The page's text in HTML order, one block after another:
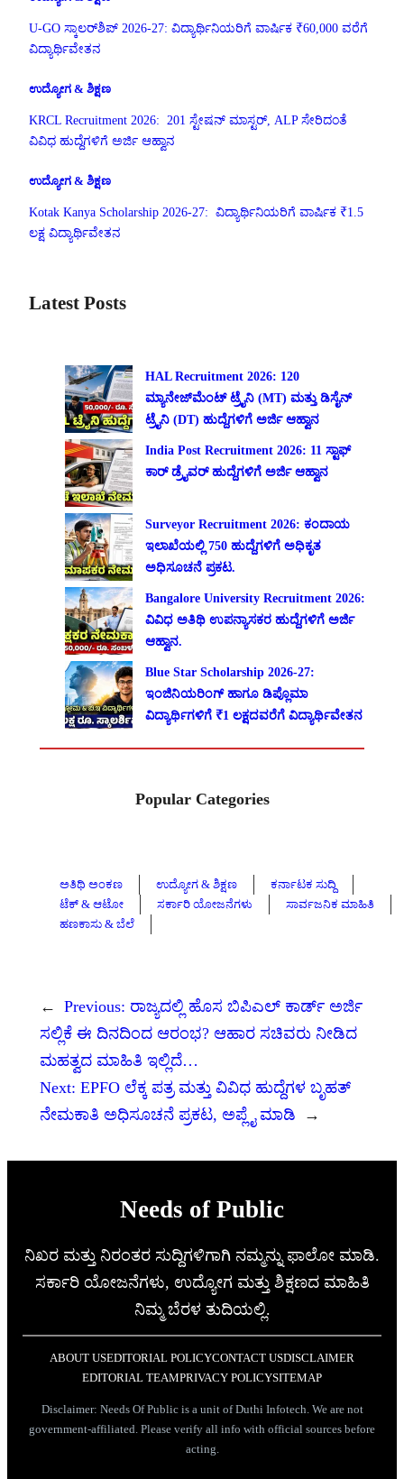
U-GO ಸ್ಕಾಲರ್‌ಶಿಪ್ 2026-27: ವಿದ್ಯಾರ್ಥಿನಿಯರಿಗೆ ವಾರ್ಷಿಕ ₹60,000 ವರೆಗೆ
ವಿದ್ಯಾರ್ಥಿವೇತನ
ಉದ್ಯೋಗ & ಶಿಕ್ಷಣ
KRCL Recruitment 2026: 201 ಸ್ಟೇಷನ್ ಮಾಸ್ಟರ್, ALP ಸೇರಿದಂತೆ
ವಿವಿಧ ಹುದ್ದೆಗಳಿಗೆ ಅರ್ಜಿ ಆಹ್ವಾನ
ಉದ್ಯೋಗ & ಶಿಕ್ಷಣ
Kotak Kanya Scholarship 2026-27: ವಿದ್ಯಾರ್ಥಿನಿಯರಿಗೆ ವಾರ್ಷಿಕ ₹1.5
ಲಕ್ಷ ವಿದ್ಯಾರ್ಥಿವೇತನ
Latest Posts
HAL Recruitment 2026: 120
ಮ್ಯಾನೇಜ್‌ಮೆಂಟ್ ಟ್ರೈನಿ (MT) ಮತ್ತು ಡಿಸೈನ್
ಟ್ರೈನಿ (DT) ಹುದ್ದೆಗಳಿಗೆ ಅರ್ಜಿ ಆಹ್ವಾನ
India Post Recruitment 2026: 11 ಸ್ಟಾಫ್
ಕಾರ್ ಡ್ರೈವರ್ ಹುದ್ದೆಗಳಿಗೆ ಅರ್ಜಿ ಆಹ್ವಾನ
Surveyor Recruitment 2026: ಕಂದಾಯ
ಇಲಾಖೆಯಲ್ಲಿ 750 ಹುದ್ದೆಗಳಿಗೆ ಅಧಿಕೃತ
ಅಧಿಸೂಚನೆ ಪ್ರಕಟ.
Bangalore University Recruitment 2026:
ವಿವಿಧ ಅತಿಥಿ ಉಪನ್ಯಾಸಕರ ಹುದ್ದೆಗಳಿಗೆ ಅರ್ಜಿ
ಆಹ್ವಾನ.
Blue Star Scholarship 2026-27:
ಇಂಜಿನಿಯರಿಂಗ್ ಹಾಗೂ ಡಿಪ್ಲೊಮಾ
ವಿದ್ಯಾರ್ಥಿಗಳಿಗೆ ₹1 ಲಕ್ಷದವರೆಗೆ ವಿದ್ಯಾರ್ಥಿವೇತನ
Popular Categories
ಅತಿಥಿ ಅಂಕಣ ಉದ್ಯೋಗ & ಶಿಕ್ಷಣ
ಕರ್ನಾಟಕ ಸುದ್ದಿ
ಟೆಕ್ & ಆಟೋ
ಸರ್ಕಾರಿ ಯೋಜನೆಗಳು
ಸಾರ್ವಜನಿಕ ಮಾಹಿತಿ
ಹಣಕಾಸು & ಬೆಲೆ
← Previous: ರಾಜ್ಯದಲ್ಲಿ ಹೊಸ ಬಿಪಿಎಲ್ ಕಾರ್ಡ್ ಅರ್ಜಿ
ಸಲ್ಲಿಕೆ ಈ ದಿನದಿಂದ ಆರಂಭ? ಆಹಾರ ಸಚಿವರು ನೀಡಿದ
ಮಹತ್ವದ ಮಾಹಿತಿ ಇಲ್ಲಿದೆ…
Next: EPFO ಲೆಕ್ಕ ಪತ್ರ ಮತ್ತು ವಿವಿಧ ಹುದ್ದೆಗಳ ಬೃಹತ್
ನೇಮಕಾತಿ ಅಧಿಸೂಚನೆ ಪ್ರಕಟ, ಅಪ್ಲೈ ಮಾಡಿ
→
Needs of Public
ನಿಖರ ಮತ್ತು ನಿರಂತರ ಸುದ್ದಿಗಳಿಗಾಗಿ ನಮ್ಮನ್ನು ಫಾಲೋ ಮಾಡಿ.
ಸರ್ಕಾರಿ ಯೋಜನೆಗಳು, ಉದ್ಯೋಗ ಮತ್ತು ಶಿಕ್ಷಣದ ಮಾಹಿತಿ
ನಿಮ್ಮ ಬೆರಳ ತುದಿಯಲ್ಲಿ.
ABOUT USEDITORIAL POLICYCONTACT USDISCLAIMER
EDITORIAL TEAMPRIVACY POLICYSITEMAP
Disclaimer: Needs Of Public is a unit of Duthi Infotech. We are not
government-affiliated. Please verify all info with official sources before
acting.